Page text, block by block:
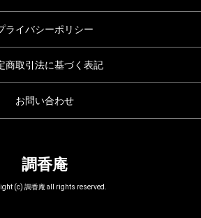
ライバシーポリシー
商取引法に基づく表記
お問い合わせ
調香庵
(c) 調香庵 all rights reserved.